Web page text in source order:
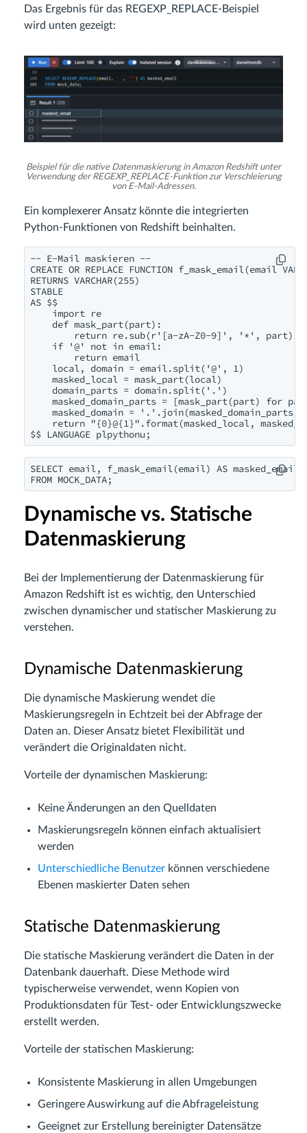
Das Ergebnis für das REGEXP_REPLACE-Beispiel
wird unten gezeigt:
Beispiel für die native Datenmaskierung in Amazon Redshift unter
Verwendung der REGEXP_REPLACE-Funktion zur Verschleierung
von E-Mail-Adressen.
Ein komplexerer Ansatz könnte die integrierten
Python-Funktionen von Redshift beinhalten.
-- E-Mail maskieren --
CREATE OR REPLACE FUNCTION f_mask_email(email
RETURNS VARCHAR(255)
STABLE
AS $$
import re
def mask_part(part):
return re.sub(r'[a-zA-Z0-9]', '*', part)
if '@' not in email:
return email
local, domain = email.split('@', 1)
masked_local = mask_part(local)
domain_parts = domain.split('.')
masked_domain_parts = [mask_part(part) for
masked_domain = '.'.join(masked_domain_parts)
return "{0}@{1}".format(masked_local,
$$ LANGUAGE plpythonu;
SELECT email, f_mask_email(email) AS masked_email
FROM MOCK_DATA;
Dynamische vs. Statische
Datenmaskierung
Bei der Implementierung der Datenmaskierung für
Amazon Redshift ist es wichtig, den Unterschied
zwischen dynamischer und statischer Maskierung zu
verstehen.
Dynamische Datenmaskierung
Die dynamische Maskierung wendet die
Maskierungsregeln in Echtzeit bei der Abfrage der
Daten an. Dieser Ansatz bietet Flexibilität und
verändert die Originaldaten nicht.
Vorteile der dynamischen Maskierung:
Keine Änderungen an den Quelldaten
Maskierungsregeln können einfach aktualisiert
werden
Unterschiedliche Benutzer können verschiedene
Ebenen maskierter Daten sehen
Statische Datenmaskierung
Die statische Maskierung verändert die Daten in der
Datenbank dauerhaft. Diese Methode wird
typischerweise verwendet, wenn Kopien von
Produktionsdaten für Test- oder Entwicklungszwecke
erstellt werden.
Vorteile der statischen Maskierung:
Konsistente Maskierung in allen Umgebungen
Geringere Auswirkung auf die Abfrageleistung
Geeignet zur Erstellung bereinigter Datensätze